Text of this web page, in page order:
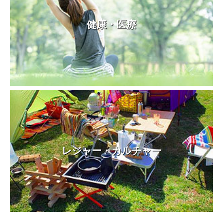
健康・医療
レジャー・カルチャー